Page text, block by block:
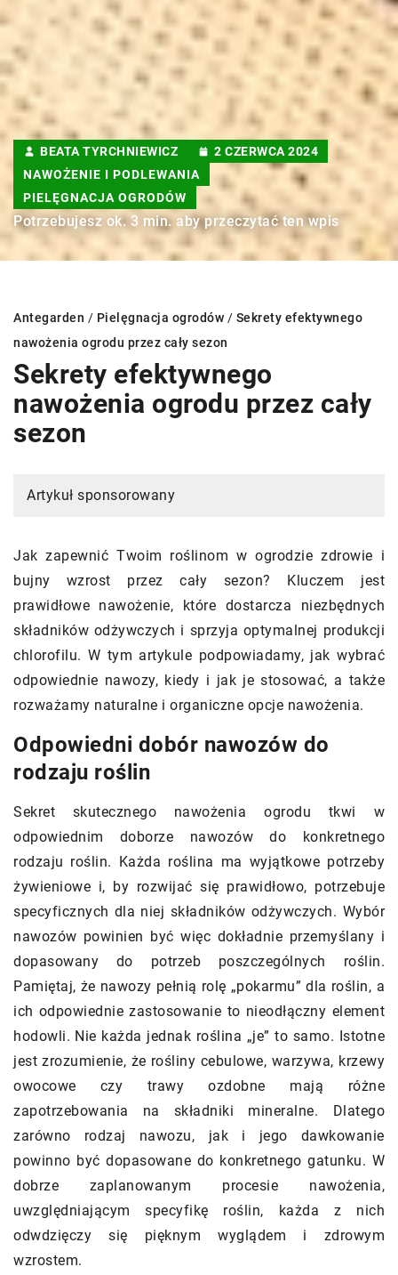
BEATA TYRCHNIEWICZ
2 CZERWCA 2024
NAWOŻENIE I PODLEWANIA
PIELĘGNACJA OGRODÓW
Potrzebujesz ok. 3 min. aby przeczytać ten wpis
Antegarden / Pielęgnacja ogrodów / Sekrety efektywnego
nawożenia ogrodu przez cały sezon
Sekrety efektywnego
nawożenia ogrodu przez cały
sezon
Artykuł sponsorowany
Jak zapewnić Twoim roślinom w ogrodzie zdrowie i
bujny wzrost przez cały sezon? Kluczem jest
prawidłowe nawożenie, które dostarcza niezbędnych
składników odżywczych i sprzyja optymalnej produkcji
chlorofilu. W tym artykule podpowiadamy, jak wybrać
odpowiednie nawozy, kiedy i jak je stosować, a także
rozważamy naturalne i organiczne opcje nawożenia.
Odpowiedni dobór nawozów do
rodzaju roślin
Sekret skutecznego nawożenia ogrodu tkwi w
odpowiednim doborze nawozów do konkretnego
rodzaju roślin. Każda roślina ma wyjątkowe potrzeby
żywieniowe i, by rozwijać się prawidłowo, potrzebuje
specyficznych dla niej składników odżywczych. Wybór
nawozów powinien być więc dokładnie przemyślany i
dopasowany do potrzeb poszczególnych roślin.
Pamiętaj, że nawozy pełnią rolę „pokarmu” dla roślin, a
ich odpowiednie zastosowanie to nieodłączny element
hodowli. Nie każda jednak roślina „je” to samo. Istotne
jest zrozumienie, że rośliny cebulowe, warzywa, krzewy
owocowe czy trawy ozdobne mają różne
zapotrzebowania na składniki mineralne. Dlatego
zarówno rodzaj nawozu, jak i jego dawkowanie
powinno być dopasowane do konkretnego gatunku. W
dobrze zaplanowanym procesie nawożenia,
uwzględniającym specyfikę roślin, każda z nich
odwdzięczy się pięknym wyglądem i zdrowym
wzrostem.